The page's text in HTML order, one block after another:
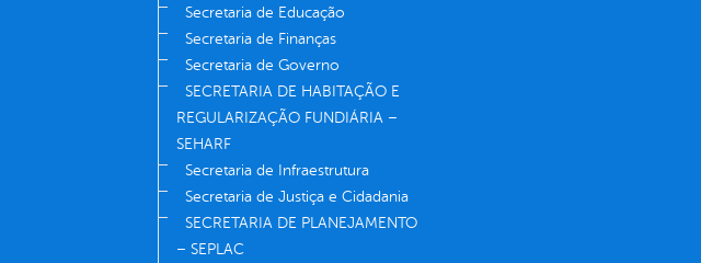
Secretaria de Educação
Secretaria de Finanças
Secretaria de Governo
SECRETARIA DE HABITAÇÃO E
REGULARIZAÇÃO FUNDIÁRIA –
SEHARF
Secretaria de Infraestrutura
Secretaria de Justiça e Cidadania
SECRETARIA DE PLANEJAMENTO
– SEPLAC